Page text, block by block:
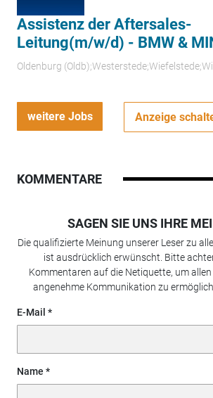
Assistenz der Aftersales-
Leitung(m/w/d) - BMW &
Oldenburg
weitere Jobs Anzeige
KOMMENTARE
SAGEN SIE UNS IHRE
Die qualifizierte Meinung unserer Leser zu
ist ausdrücklich erwünscht. Bitte
Kommentaren auf die Netiquette, um allen
angenehme Kommunikation zu
E-Mail
Name